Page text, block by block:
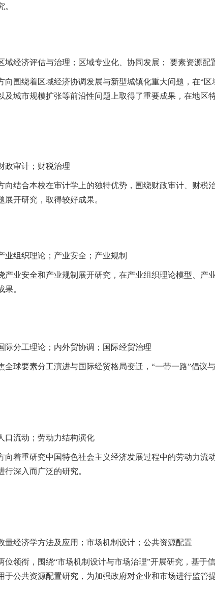
域经济评估与治理；区域专业化、协同发展； 要素资源配
向围绕着区域经济协调发展与新型城镇化重大问题，在“
及城市规模扩张等前沿性问题上取得了重要成果，在地区
政审计；财税治理
向结合本校在审计学上的独特优势，围绕财政审计、财税
展开研究，取得较好成果。
业组织理论；产业安全；产业规制
产业安全和产业规制展开研究，在产业组织理论模型、
。
际分工理论；内外贸协调；国际经贸治理
全球要素分工演进与国际经贸格局变迁，“一带一路”倡议
口流动；劳动力结构演化
向着重研究中国特色社会主义经济发展过程中的劳动力流
行深入而广泛的研究。
量经济学方法及应用；市场机制设计；公共资源配置
位领衔，围绕“市场机制设计与市场治理”开展研究， 基于
于公共资源配置研究，为加强政府对企业和市场进行监管